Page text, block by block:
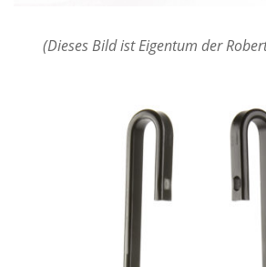
(Dieses Bild ist Eigentum der